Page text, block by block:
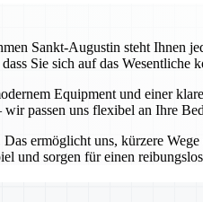
Sankt-Augustin steht Ihnen
Sie sich auf das Wesentliche
Equipment und einer
passen uns flexibel an Ihre
ermöglicht uns, kürzere
und sorgen für einen